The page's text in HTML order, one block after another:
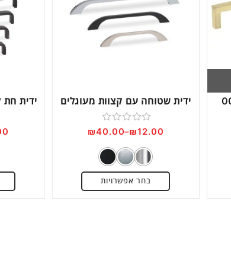
ידית שטוחה עם קצוות מעוגלים
דורג
0
מתוך
5
₪12.00
–
₪40.00
בחר אפשרויות